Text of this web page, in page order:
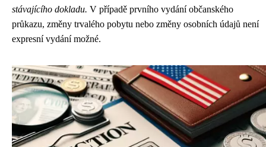
stávajícího dokladu. V případě prvního vydání občanského
průkazu, změny trvalého pobytu nebo změny osobních údajů není
expresní vydání možné.